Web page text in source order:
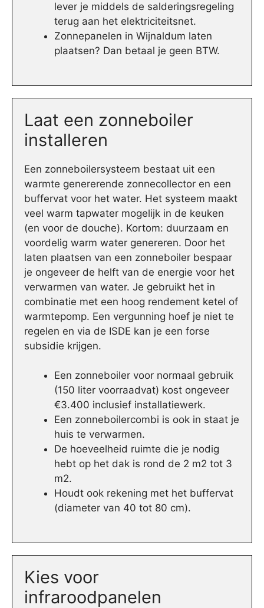
lever je middels de salderingsregeling
terug aan het elektriciteitsnet.
Zonnepanelen in Wijnaldum laten
plaatsen? Dan betaal je geen BTW.
Laat een zonneboiler
installeren
Een zonneboilersysteem bestaat uit een
warmte genererende zonnecollector en een
buffervat voor het water. Het systeem maakt
veel warm tapwater mogelijk in de keuken
(en voor de douche). Kortom: duurzaam en
voordelig warm water genereren. Door het
laten plaatsen van een zonneboiler bespaar
je ongeveer de helft van de energie voor het
verwarmen van water. Je gebruikt het in
combinatie met een hoog rendement ketel of
warmtepomp. Een vergunning hoef je niet te
regelen en via de ISDE kan je een forse
subsidie krijgen.
Een zonneboiler voor normaal gebruik
(150 liter voorraadvat) kost ongeveer
€3.400 inclusief installatiewerk.
Een zonneboilercombi is ook in staat je
huis te verwarmen.
De hoeveelheid ruimte die je nodig
hebt op het dak is rond de 2 m2 tot 3
m2.
Houdt ook rekening met het buffervat
(diameter van 40 tot 80 cm).
Kies voor
infraroodpanelen